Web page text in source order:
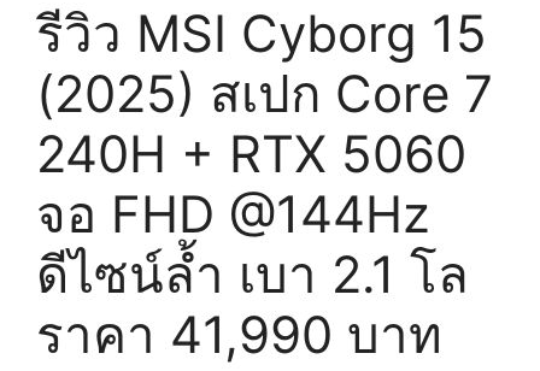
รีวิว MSI Cyborg 15
(2025) สเปก Core 7
240H + RTX 5060
จอ FHD @144Hz
ดีไซน์ล้ำ เบา 2.1 โล
ราคา 41,990 บาท